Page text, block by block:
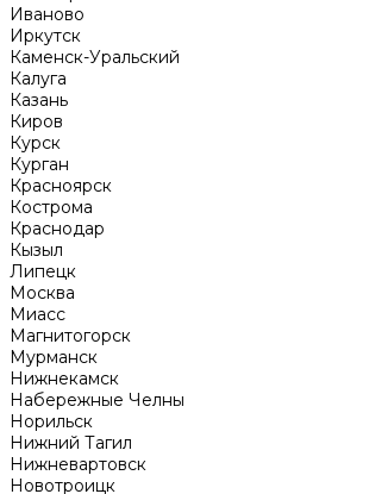
Иваново
Иркутск
Каменск-Уральский
Калуга
Казань
Киров
Курск
Курган
Красноярск
Кострома
Краснодар
Кызыл
Липецк
Москва
Миасс
Магнитогорск
Мурманск
Нижнекамск
Набережные Челны
Норильск
Нижний Тагил
Нижневартовск
Новотроицк